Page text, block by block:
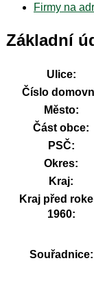
Firmy na
Základní
Ulice:
Číslo
Město:
Část obce:
PSČ:
Okres:
Kraj:
Kraj před
1960:
Souřadnice: